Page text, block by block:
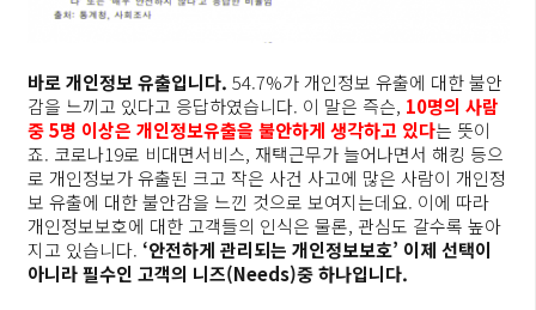
바로 개인정보 유출입니다. 54.7%가 개인정보 유출에 대한 불안
감을 느끼고 있다고 응답하였습니다. 이 말은 즉슨, 10명의 사람
중 5명 이상은 개인정보유출을 불안하게 생각하고 있다는 뜻이
죠. 코로나19로 비대면서비스, 재택근무가 늘어나면서 해킹 등으
로 개인정보가 유출된 크고 작은 사건 사고에 많은 사람이 개인정
보 유출에 대한 불안감을 느낀 것으로 보여지는데요. 이에 따라
개인정보보호에 대한 고객들의 인식은 물론, 관심도 갈수록 높아
지고 있습니다. ‘안전하게 관리되는 개인정보보호’ 이제 선택이
아니라 필수인 고객의 니즈(Needs)중 하나입니다.